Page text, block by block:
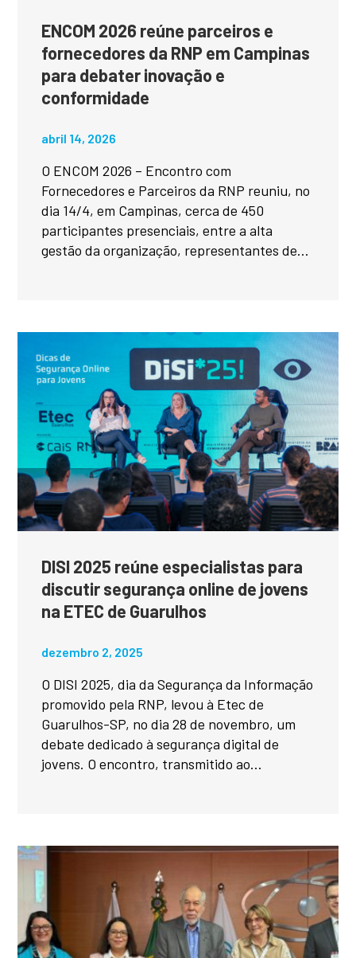
ENCOM 2026 reúne parceiros e
fornecedores da RNP em Campinas
para debater inovação e
conformidade
abril 14, 2026
O ENCOM 2026 – Encontro com
Fornecedores e Parceiros da RNP reuniu, no
dia 14/4, em Campinas, cerca de 450
participantes presenciais, entre a alta
gestão da organização, representantes de...
DISI 2025 reúne especialistas para
discutir segurança online de jovens
na ETEC de Guarulhos
dezembro 2, 2025
O DISI 2025, dia da Segurança da Informação
promovido pela RNP, levou à Etec de
Guarulhos-SP, no dia 28 de novembro, um
debate dedicado à segurança digital de
jovens. O encontro, transmitido ao...